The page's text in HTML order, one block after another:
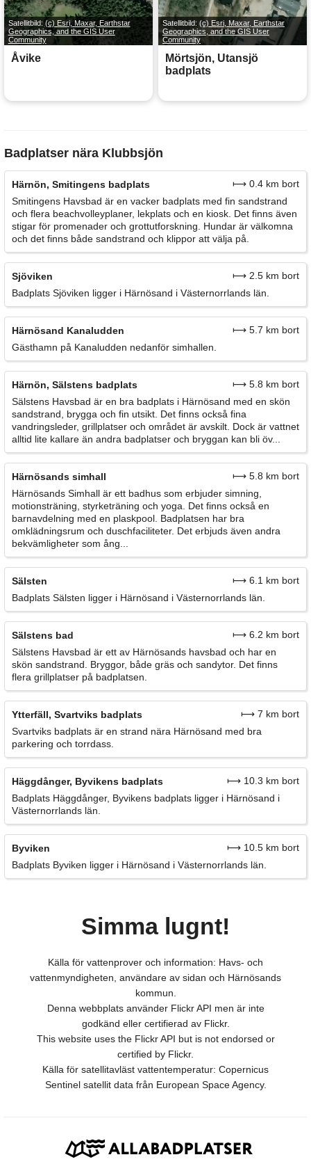
Satellitbild:(c) Esri, Maxar, Earthstar
Geographics, and the GIS User
Community
Åvike
Satellitbild: (c) Esri, Maxar, Earthstar
Geographics, and the GIS User
Community
Mörtsjön, Utansjö
badplats
Badplatser nära Klubbsjön
Härnön, Smitingens badplats
⟼ 0.4 km bort
Smitingens Havsbad är en vacker badplats med fin sandstrand
och flera beachvolleyplaner, lekplats och en kiosk. Det finns även
stigar för promenader och grottutforskning. Hundar är välkomna
och det finns både sandstrand och klippor att välja på.
Sjöviken
⟼ 2.5 km bort
Badplats Sjöviken ligger i Härnösand i Västernorrlands län.
Härnösand Kanaludden
⟼ 5.7 km bort
Gästhamn på Kanaludden nedanför simhallen.
Härnön, Sälstens badplats
⟼ 5.8 km bort
Sälstens Havsbad är en bra badplats i Härnösand med en skön
sandstrand, brygga och fin utsikt. Det finns också fina
vandringsleder, grillplatser och området är avskilt. Dock är vattnet
alltid lite kallare än andra badplatser och bryggan kan bli öv...
Härnösands simhall
⟼ 5.8 km bort
Härnösands Simhall är ett badhus som erbjuder simning,
motionsträning, styrketräning och yoga. Det finns också en
barnavdelning med en plaskpool. Badplatsen har bra
omklädningsrum och duschfaciliteter. Det erbjuds även andra
bekvämligheter som ång...
Sälsten
⟼ 6.1 km bort
Badplats Sälsten ligger i Härnösand i Västernorrlands län.
Sälstens bad
⟼ 6.2 km bort
Sälstens Havsbad är ett av Härnösands havsbad och har en
skön sandstrand. Bryggor, både gräs och sandytor. Det finns
flera grillplatser på badplatsen.
Ytterfäll, Svartviks badplats
⟼ 7 km bort
Svartviks badplats är en strand nära Härnösand med bra
parkering och torrdass.
Häggdånger, Byvikens badplats
⟼ 10.3 km bort
Badplats Häggdånger, Byvikens badplats ligger i Härnösand i
Västernorrlands län.
Byviken
⟼ 10.5 km bort
Badplats Byviken ligger i Härnösand i Västernorrlands län.
Simma lugnt!
Källa för vattenprover och information: Havs- och
vattenmyndigheten, användare av sidan och Härnösands
kommun.
Denna webbplats använder Flickr API men är inte
godkänd eller certifierad av Flickr.
This website uses the Flickr API but is not endorsed or
certified by Flickr.
Källa för satellitavläst vattentemperatur: Copernicus
Sentinel satellit data från European Space Agency.